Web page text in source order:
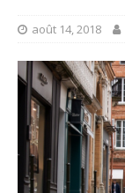
août 14, 2018